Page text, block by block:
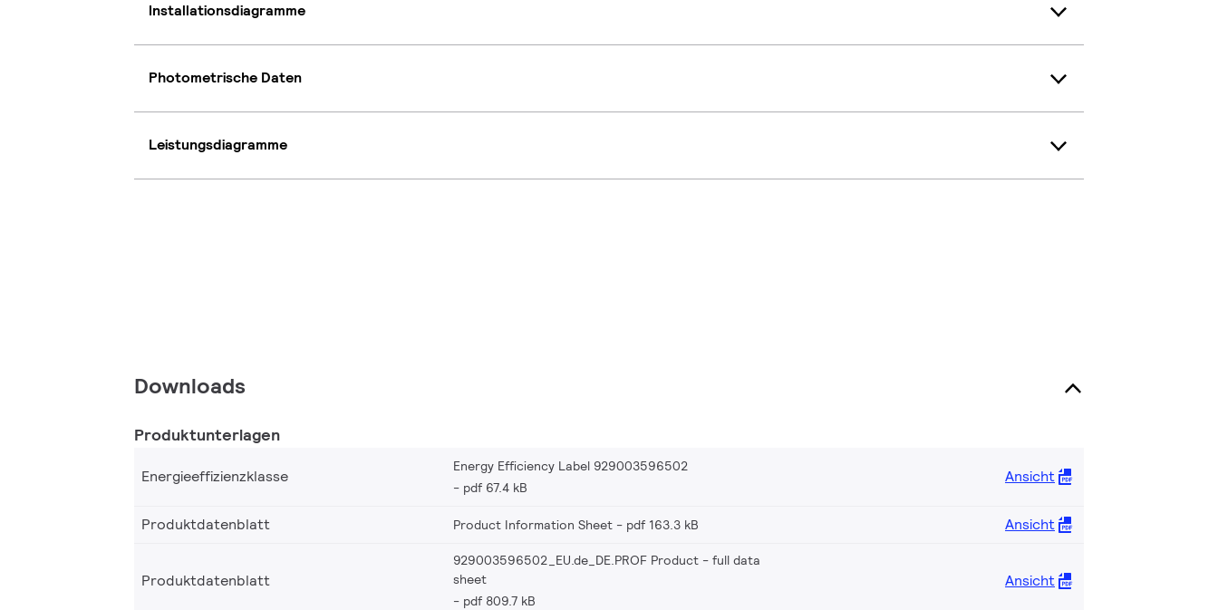
Installationsdiagramme
Photometrische Daten
Leistungsdiagramme
Downloads
Produktunterlagen
Energieeffizienzklasse
Energy Efficiency Label 929003596502
pdf 67.4 kB
Ansicht
Produktdatenblatt Product Information Sheet pdf 163.3 kB Ansicht
Produktdatenblatt
929003596502_EU.de_DE.PROF Product - full data
sheet
pdf 809.7 kB
Ansicht